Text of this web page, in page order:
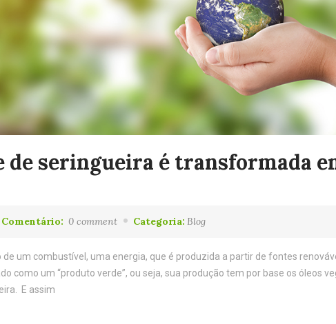
de seringueira é transformada
Comentário: 0 comment Categoria: Blog
um combustível, uma energia, que é produzida a partir de fontes
como um “produto verde”, ou seja, sua produção tem por base os óleos
E assim